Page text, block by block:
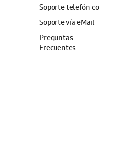
Soporte telefónico
Soporte vía eMail
Preguntas
Frecuentes